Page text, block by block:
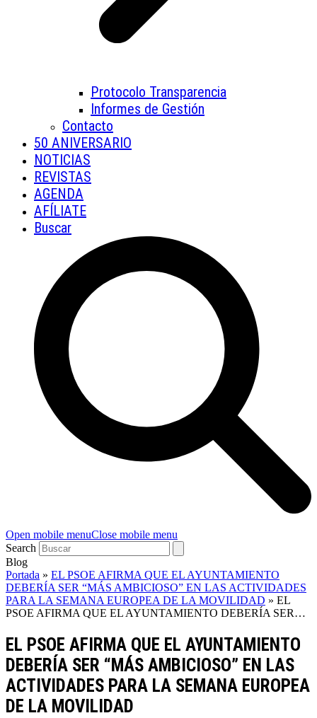
Protocolo Transparencia
Informes de Gestión
Contacto
50 ANIVERSARIO
NOTICIAS
REVISTAS
AGENDA
AFÍLIATE
Buscar
Open mobile menuClose mobile menu
Search
Blog
Portada » EL PSOE AFIRMA QUE EL AYUNTAMIENTO
DEBERÍA SER “MÁS AMBICIOSO” EN LAS ACTIVIDADES
PARA LA SEMANA EUROPEA DE LA MOVILIDAD » EL
PSOE AFIRMA QUE EL AYUNTAMIENTO DEBERÍA SER…
EL PSOE AFIRMA QUE EL AYUNTAMIENTO
DEBERÍA SER “MÁS AMBICIOSO” EN LAS
ACTIVIDADES PARA LA SEMANA EUROPEA
DE LA MOVILIDAD